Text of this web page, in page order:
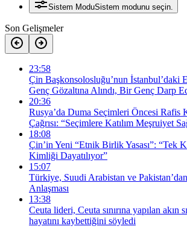
Sistem ModuSistem modunu seçin.
Son Gelişmeler
23:58
Çin Başkonsolosluğu’nun İstanbul’daki
Genç Gözaltına Alındı, Bir Genç Darp
20:36
Rusya’da Duma Seçimleri Öncesi Rafis
Çağrısı: “Seçimlere Katılım Meşruiyet
18:08
Çin’in Yeni “Etnik Birlik Yasası”: “Tek
Kimliği Dayatılıyor”
15:07
Türkiye, Suudi Arabistan ve
Anlaşması
13:38
Ceuta lideri, Ceuta sınırına yapılan akın
hayatını kaybettiğini söyledi